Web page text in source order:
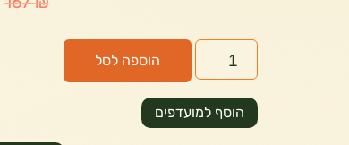
הוספה לסל
הוסף למועדפים